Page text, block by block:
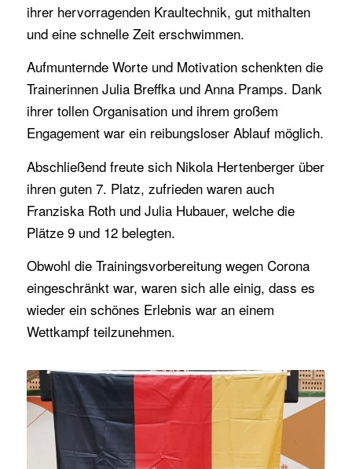
ihrer hervorragenden Kraultechnik, gut mithalten
und eine schnelle Zeit erschwimmen.
Aufmunternde Worte und Motivation schenkten die
Trainerinnen Julia Breffka und Anna Pramps. Dank
ihrer tollen Organisation und ihrem großem
Engagement war ein reibungsloser Ablauf möglich.
Abschließend freute sich Nikola Hertenberger über
ihren guten 7. Platz, zufrieden waren auch
Franziska Roth und Julia Hubauer, welche die
Plätze 9 und 12 belegten.
Obwohl die Trainingsvorbereitung wegen Corona
eingeschränkt war, waren sich alle einig, dass es
wieder ein schönes Erlebnis war an einem
Wettkampf teilzunehmen.